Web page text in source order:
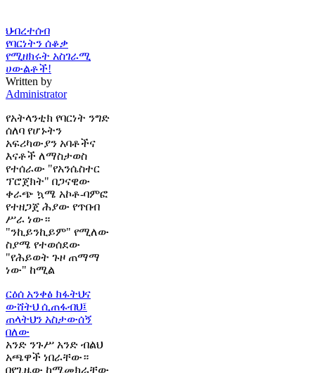
ህብረተሰብ
የባርነትን ሰቆቃ
የሚዘክሩት አስገራሚ
ሀውልቶች!
Written by
Administrator
የአትላንቲክ የባርነት ንግድ
ሰለባ የሆኑትን
አፍሪካውያን አባቶችና
እናቶች ለማስታወስ
የተሰራው "የአንሴስተር
ፕሮጀክት" በጋናዊው
ቀራጭ ኳሜ አኮቶ-ባምፎ
የተዘጋጀ ሕያው የጥበብ
ሥራ ነው።
"ንኪይንኪይም" የሚለው
ስያሜ የተወሰደው
"የሕይወት ጉዞ ጠማማ
ነው" ከሚል
ርዕሰ አንቀፅ ክፋትህና
ውሸትህ ሲጠፋብህ፤
ጠላትህን አስታውሰኝ
በለው
አንድ ንጉሥ አንድ ብልህ
አጫዋች ነበራቸው።
በየጊዜው ከሚመክራቸው